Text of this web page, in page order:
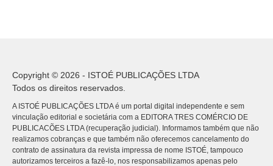
Copyright © 2026 - ISTOÉ PUBLICAÇÕES LTDA
Todos os direitos reservados.
A ISTOÉ PUBLICAÇÕES LTDA é um portal digital independente e sem
vinculação editorial e societária com a EDITORA TRES COMÉRCIO DE
PUBLICACÕES LTDA (recuperação judicial). Informamos também que não
realizamos cobranças e que também não oferecemos cancelamento do
contrato de assinatura da revista impressa de nome ISTOÉ, tampouco
autorizamos terceiros a fazê-lo, nos responsabilizamos apenas pelo